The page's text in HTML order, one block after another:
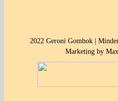
2022 Geroni Gombok |
Marketing by